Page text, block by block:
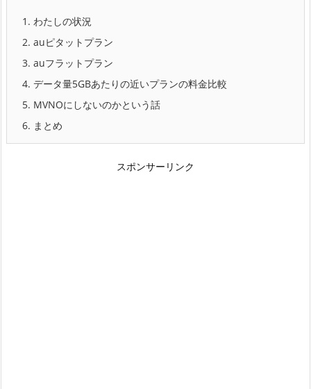
1. わたしの状況
2. auピタットプラン
3. auフラットプラン
4. データ量5GBあたりの近いプランの料金比較
5. MVNOにしないのかという話
6. まとめ
スポンサーリンク